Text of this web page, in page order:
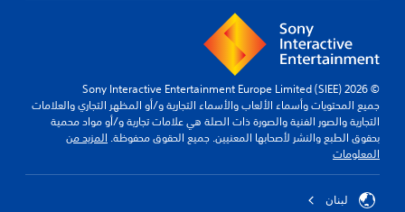
© 2026 Sony Interactive Entertainment Europe Limited (SIEE)
جميع المحتويات وأسماء الألعاب والأسماء التجارية و/أو المظهر التجاري والعلامات
التجارية والصور الفنية والصورة ذات الصلة هي علامات تجارية و/أو مواد محمية
بحقوق الطبع والنشر لأصحابها المعنيين. جميع الحقوق محفوظة. المزيد من
المعلومات
لبنان